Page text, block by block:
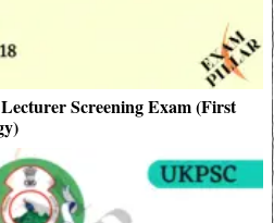
Screening Exam (First